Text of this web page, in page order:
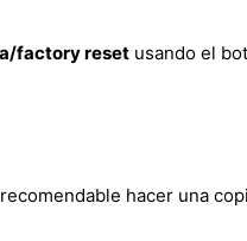
factory reset usando el
hacer una